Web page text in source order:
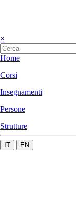
×
Home
Corsi
Insegnamenti
Persone
Strutture
IT EN